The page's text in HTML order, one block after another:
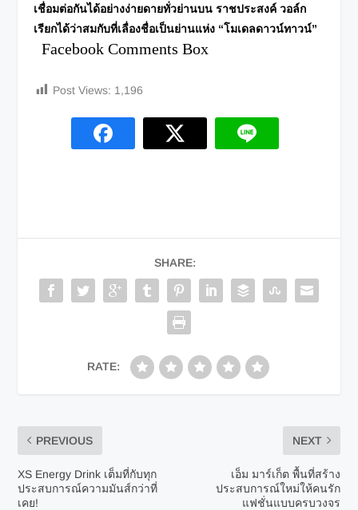
เชื่อมต่อกันได้อย่างง่ายดายทั่วย่านบน ราชประสงค์ วอล์ก
เรียกได้ว่าสมกับที่เลื่องชื่อเป็นย่านแห่ง “โมเดลดาวน์ทาวน์”
Facebook Comments Box
Post Views: 1,196
SHARE:
RATE:
PREVIOUS
XS Energy Drink เต็มที่กับทุก
ประสบการณ์ความมันส์กว่าที่
เคย!
NEXT
เอ็ม มาร์เก็ต พื้นที่สร้าง
ประสบการณ์ใหม่ให้คนรัก
แฟชั่นแบบครบวงจร